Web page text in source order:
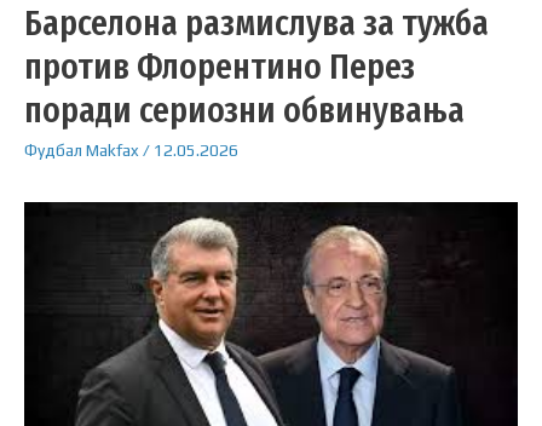
Барселона размислува за тужба
против Флорентино Перез
поради сериозни обвинувања
Фудбал Makfax/ 12.05.2026